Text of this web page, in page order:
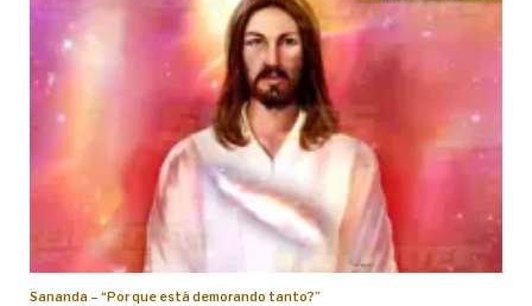
Sananda – “Por que está demorando tanto?”